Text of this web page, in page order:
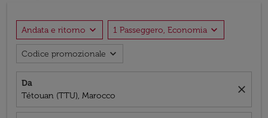
Andata e ritorno expand_more 1 Passeggero, Economia expand_more
Codice promozionale expand_more
Da
Tétouan (TTU), Marocco
close